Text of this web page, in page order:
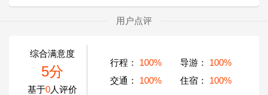
用户点评
综合满意度
5分
基于0人评价
行程： 100% 导游：
100%
交通：
100% 住宿： 100%